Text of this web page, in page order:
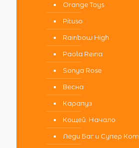
Orange Toys
Pituso
Rainbow High
Paola Reina
Sonya Rose
Весна
Карапуз
Кощей. Начало
Леди Баг и Супер Кот